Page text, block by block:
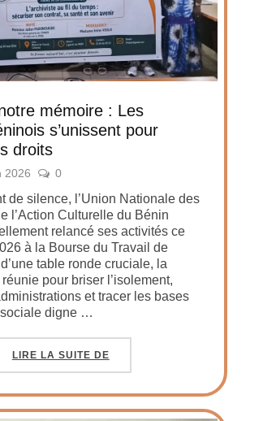
mémoire : Les
s’unissent pour
droits
2026 0
de silence, l’Union Nationale des
l’Action Culturelle du Bénin
relancé ses activités ce
à la Bourse du Travail de
table ronde cruciale, la
pour briser l’isolement,
et tracer les bases
sociale digne …
LIRE LA SUITE DE